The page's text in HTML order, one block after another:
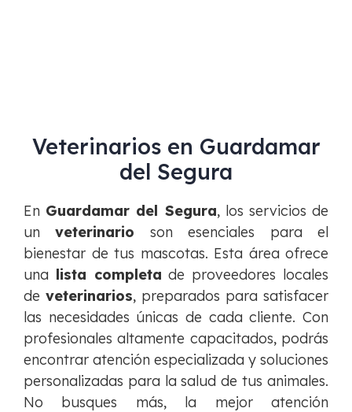
Veterinarios en Guardamar
del Segura
En Guardamar del Segura, los servicios de
unveterinario son esenciales para el
bienestar de tus mascotas. Esta área ofrece
una lista completa de proveedores locales
de veterinarios, preparados para satisfacer
las necesidades únicas de cada cliente. Con
profesionales altamente capacitados, podrás
encontrar atención especializada y soluciones
personalizadas para la salud de tus animales.
No busques más, la mejor atención